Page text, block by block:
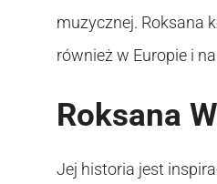
muzycznej. Roksana
również w Europie i
Roksana
Jej historia jest